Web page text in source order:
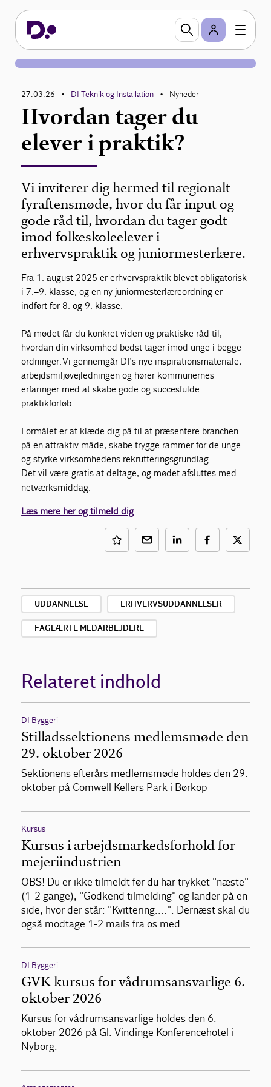
27.03.26 • DI Teknik og Installation • Nyheder
Hvordan tager du
elever i praktik?
Vi inviterer dig hermed til regionalt
fyraftensmøde, hvor du får input og
gode råd til, hvordan du tager godt
imod folkeskoleelever i
erhvervspraktik og juniormesterlære.
Fra 1. august 2025 er erhvervspraktik blevet obligatorisk
i 7.–9. klasse, og en ny juniormesterlæreordning er
indført for 8. og 9. klasse.
På mødet får du konkret viden og praktiske råd til,
hvordan din virksomhed bedst tager imod unge i begge
ordninger. Vi gennemgår DI’s nye inspirationsmateriale,
arbejdsmiljøvejledningen og hører kommunernes
erfaringer med at skabe gode og succesfulde
praktikforløb.
Formålet er at klæde dig på til at præsentere branchen
på en attraktiv måde, skabe trygge rammer for de unge
og styrke virksomhedens rekrutteringsgrundlag.
Det vil være gratis at deltage, og mødet afsluttes med
netværksmiddag.
Læs mere her og tilmeld dig
UDDANNELSE ERHVERVSUDDANNELSER
FAGLÆRTE MEDARBEJDERE
Relateret indhold
DI Byggeri
Stilladssektionens medlemsmøde den
29. oktober 2026
Sektionens efterårs medlemsmøde holdes den 29.
oktober på Comwell Kellers Park i Børkop
Kursus
Kursus i arbejdsmarkedsforhold for
mejeriindustrien
OBS! Du er ikke tilmeldt før du har trykket "næste"
(1-2 gange), "Godkend tilmelding" og lander på en
side, hvor der står: "Kvittering....". Dernæst skal du
også modtage 1-2 mails fra os med…
DI Byggeri
GVK kursus for vådrumsansvarlige 6.
oktober 2026
Kursus for vådrumsansvarlige holdes den 6.
oktober 2026 på Gl. Vindinge Konferencehotel i
Nyborg.